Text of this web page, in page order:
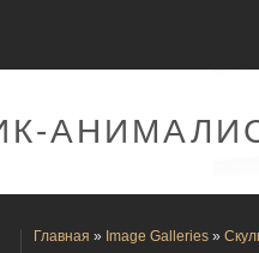
Главная » Image Galleries »